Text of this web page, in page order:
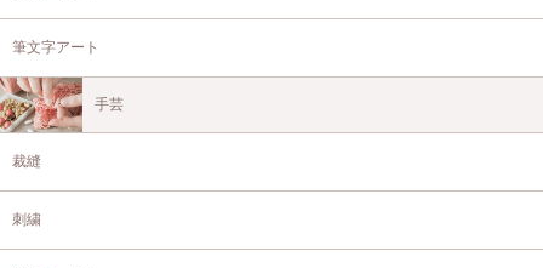
筆文字アート
手芸
裁縫
刺繍